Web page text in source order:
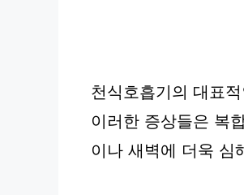
천식호흡기의 대표
이러한 증상들은 복
이나 새벽에 더욱 심